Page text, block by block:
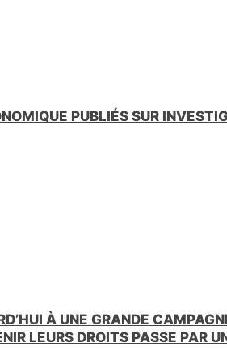
PUBLIÉS SUR
À UNE GRANDE
LEURS DROITS PASSE PAR